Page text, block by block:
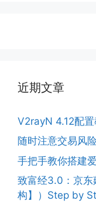
近期文章
V2rayN 4.12配置
随时注意交易风险
手把手教你搭建
致富经3.0：京
构】）Step by